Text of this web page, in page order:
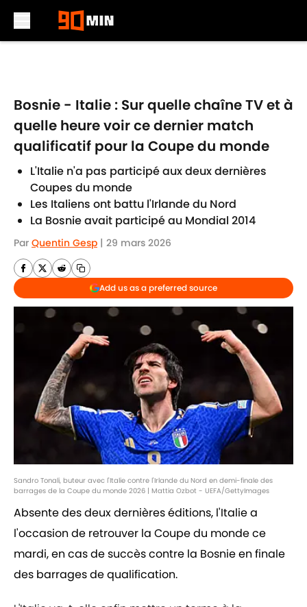
Bosnie - Italie : Sur quelle chaîne TV et à
quelle heure voir ce dernier match
qualificatif pour la Coupe du monde
L'Italie n'a pas participé aux deux dernières
Coupes du monde
Les Italiens ont battu l'Irlande du Nord
La Bosnie avait participé au Mondial 2014
Par Quentin Gesp | 29 mars 2026
Add us as a preferred source
Sandro Tonali, buteur avec l'Italie contre l'Irlande du Nord en demi-finale des
barrages de la Coupe du monde 2026 | Mattia Ozbot - UEFA/GettyImages
Absente des deux dernières éditions, l'Italie a
l'occasion de retrouver la Coupe du monde ce
mardi, en cas de succès contre la Bosnie en finale
des barrages de qualification.